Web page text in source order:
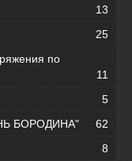
13
25
по
11
5
БОРОДИНА"
62
8